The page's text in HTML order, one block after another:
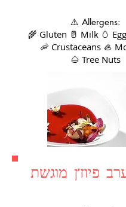
⚠️ Allergens:
🌾 Gluten 🥛 Milk 🥚
🦐 Crustaceans 🦪
🌰 Tree Nuts
פיוז'ן מוגשת